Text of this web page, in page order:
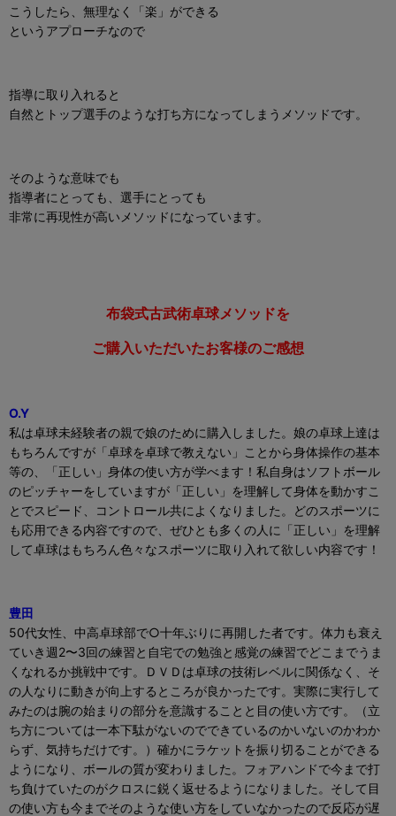
こうしたら、無理なく「楽」ができる
というアプローチなので
指導に取り入れると
自然とトップ選手のような打ち方になってしまうメソッドです。
そのような意味でも
指導者にとっても、選手にとっても
非常に再現性が高いメソッドになっています。
布袋式古武術卓球メソッドを
ご購入いただいたお客様のご感想
O.Y
私は卓球未経験者の親で娘のために購入しました。娘の卓球上達は
もちろんですが「卓球を卓球で教えない」ことから身体操作の基本
等の、「正しい」身体の使い方が学べます！私自身はソフトボール
のピッチャーをしていますが「正しい」を理解して身体を動かすこ
とでスピード、コントロール共によくなりました。どのスポーツに
も応用できる内容ですので、ぜひとも多くの人に「正しい」を理解
して卓球はもちろん色々なスポーツに取り入れて欲しい内容です！
豊田
50代女性、中高卓球部で○十年ぶりに再開した者です。体力も衰え
ていき週2〜3回の練習と自宅での勉強と感覚の練習でどこまでうま
くなれるか挑戦中です。ＤＶＤは卓球の技術レベルに関係なく、そ
の人なりに動きが向上するところが良かったです。実際に実行して
みたのは腕の始まりの部分を意識することと目の使い方です。（立
ち方については一本下駄がないのでできているのかいないのかわか
らず、気持ちだけです。）確かにラケットを振り切ることができる
ようになり、ボールの質が変わりました。フォアハンドで今まで打
ち負けていたのがクロスに鋭く返せるようになりました。そして目
の使い方も今までそのような使い方をしていなかったので反応が遅